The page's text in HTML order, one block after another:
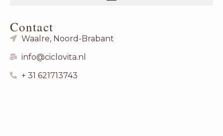
Contact
Waalre, Noord-Brabant
info@ciclovita.nl
+ 31 621713743